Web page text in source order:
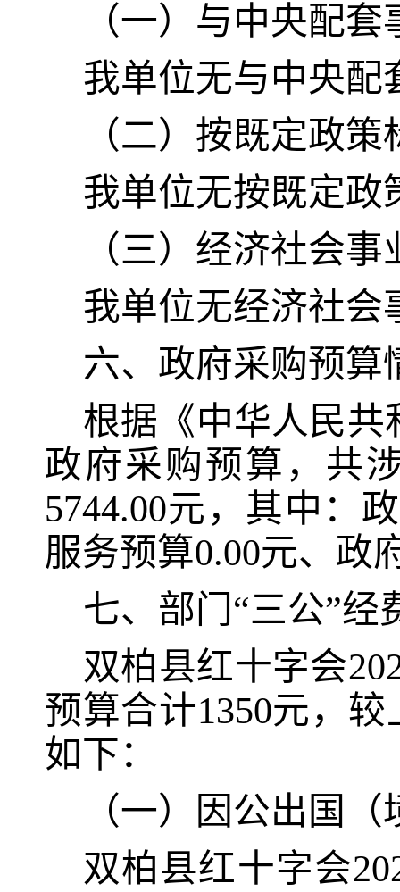
（一）与中央配套
我单位无与中央配
（二）按既定政
我单位无按既定政
（三）经济社会
我单位无经济社会
六、政府采购预算
根据《中华人民
政府采购预算，共
5744.00元，其中：
服务预算0.00元、政
七、部门“三公”经
双柏县红十字会
预算合计1350元 ，较
如下：
（一）因公出国（
双柏县红十字会